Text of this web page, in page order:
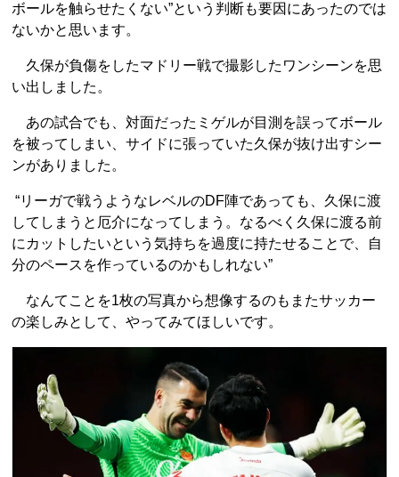
ボールを触らせたくない”という判断も要因にあったのでは
ないかと思います。
久保が負傷をしたマドリー戦で撮影したワンシーンを思
い出しました。
あの試合でも、対面だったミゲルが目測を誤ってボール
を被ってしまい、サイドに張っていた久保が抜け出すシー
ンがありました。
“リーガで戦うようなレベルのDF陣であっても、久保に渡
してしまうと厄介になってしまう。なるべく久保に渡る前
にカットしたいという気持ちを過度に持たせることで、自
分のペースを作っているのかもしれない”
なんてことを1枚の写真から想像するのもまたサッカー
の楽しみとして、やってみてほしいです。